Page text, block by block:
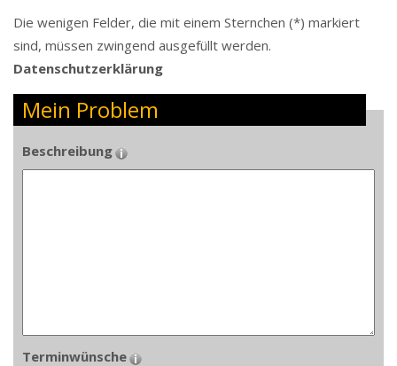
Die wenigen Felder, die mit einem Sternchen (*) markiert
sind, müssen zwingend ausgefüllt werden.
Da­ten­schutz­er­klä­rung
Mein Problem
Beschreibung
Terminwünsche